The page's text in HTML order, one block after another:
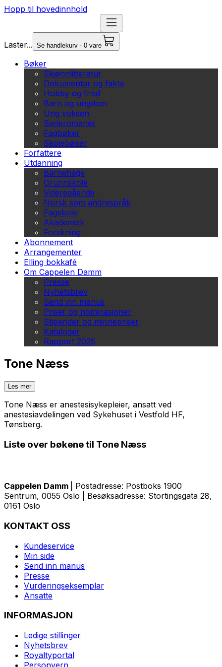
Hopp til hovedinnhold
Laster... Se handlekurv - 0 vare
Bøker
Skjønnlitteratur
Dokumentar og fakta
Hobby og fritid
Barn og ungdom
Ung voksen
Serieromaner
Fagbøker
Skolebøker
Forfattere
Utdanning
Barnehage
Grunnskole
Videregående
Norsk som andrespråk
Fagskole
Akademisk
Forskning
Abonnement
Arrangementer
Elling bokkafé
Om Cappelen Damm
Presse
Nyhetsbrev
Send inn manus
Priser og nominasjoner
Stipender og minnepriser
Kataloger
Rapport 2025
Tone Næss
Les mer
Tone Næss er anestesisykepleier, ansatt ved
anestesiavdelingen ved Sykehuset i Vestfold HF,
Tønsberg.
Liste over bøkene til Tone Næss
Cappelen Damm
| Postadresse: Postboks 1900
Sentrum, 0055 Oslo | Besøksadresse: Stortingsgata 28,
0161 Oslo
KONTAKT OSS
Kundeservice
Min side
Send inn manus
Presse
Vurderingseksemplar
Ansatte
INFORMASJON
Ledige stillinger
Nyhetsbrev
Royaltyportal